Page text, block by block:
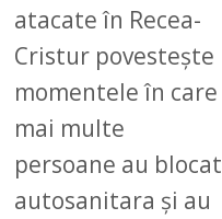
atacate în Recea-
Cristur povestește
momentele în care
mai multe
persoane au blocat
autosanitara și au